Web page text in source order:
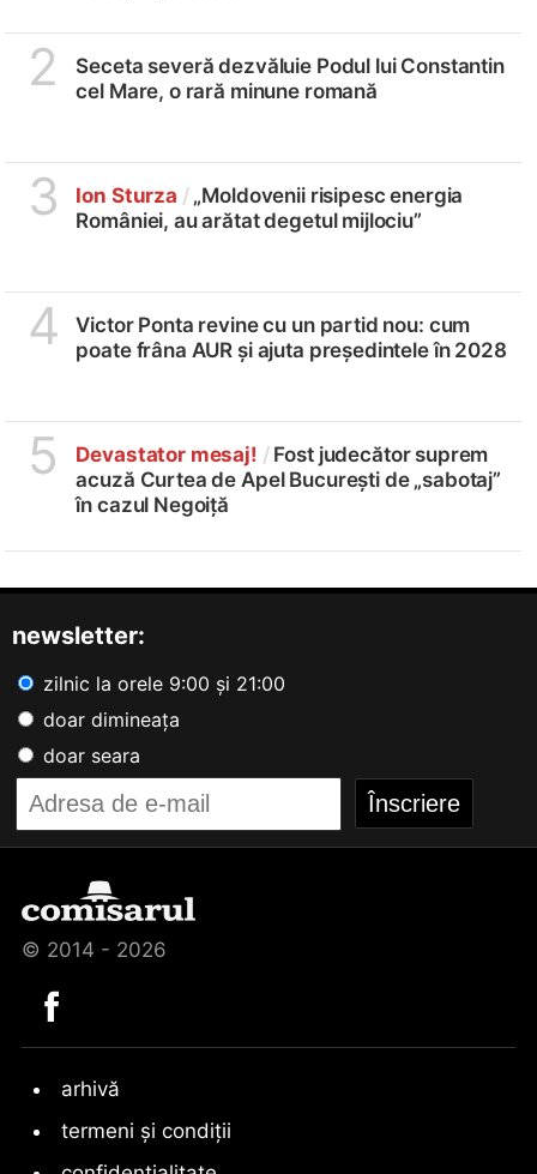
2
Seceta severă dezvăluie Podul lui Constantin
cel Mare, o rară minune romană
3 Ion Sturza /„Moldovenii risipesc energia
României, au arătat degetul mijlociu”
4
Victor Ponta revine cu un partid nou: cum
poate frâna AUR și ajuta președintele în 2028
5 Devastator mesaj! / Fost judecător suprem
acuză Curtea de Apel București de „sabotaj”
în cazul Negoiță
newsletter:
zilnic la orele 9:00 și 21:00
doar dimineața
doar seara
© 2014 - 2026
arhivă
termeni și condiții